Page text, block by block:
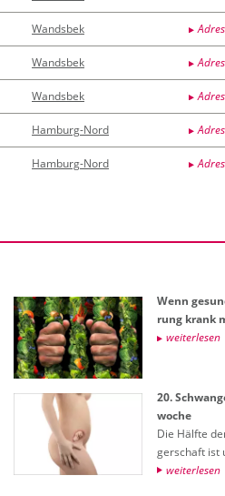
Wandsbek
Wandsbek
Wandsbek
Hamburg-Nord
Hamburg-Nord
Wenn
rung krank
wei­ter­le­sen
20.
wo­che
Die Hälf­te
ger­schaft ist
wei­ter­le­sen